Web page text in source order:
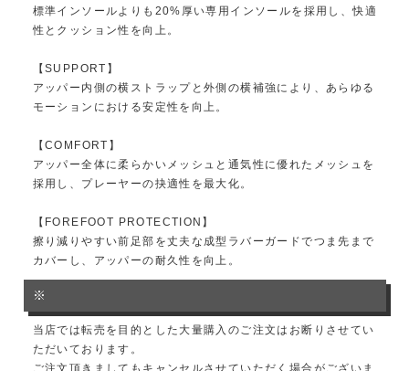
標準インソールよりも20%厚い専用インソールを採用し、快適
性とクッション性を向上。
【SUPPORT】
アッパー内側の横ストラップと外側の横補強により、あらゆる
モーションにおける安定性を向上。
【COMFORT】
アッパー全体に柔らかいメッシュと通気性に優れたメッシュを
採用し、プレーヤーの抉適性を最大化。
【FOREFOOT PROTECTION】
擦り減りやすい前足部を丈夫な成型ラバーガードでつま先まで
カバーし、アッパーの耐久性を向上。
※
当店では転売を目的とした大量購入のご注文はお断りさせてい
ただいております。